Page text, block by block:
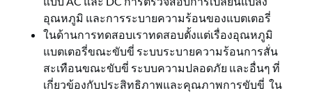
อุณหภูมิ และการระบายความร้อนของแบตเตอรี่
ในด้านการทดสอบเราทดสอบตั้งแต่เรื่องอุณหภูมิ
แบตเตอรี่ขณะขับขี่ ระบบระบายความร้อนการสั่น
สะเทือนขณะขับขี่ ระบบความปลอดภัย และอื่นๆ ที่
เกี่ยวข้องกับประสิทธิภาพและคุณภาพการขับขี่ ใน